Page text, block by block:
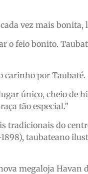
vez mais bonita,
o feio bonito.
carinho por Taubaté.
único, cheio de
tão especial.”
tradicionais do
taubateano
megaloja Havan